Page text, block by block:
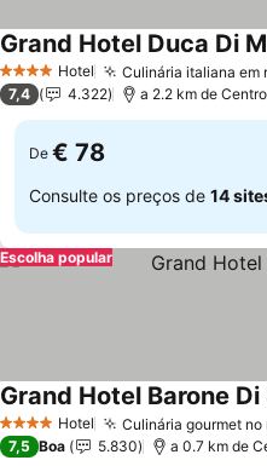
4 EstrelasHotel Culinária italiana em
Grand Hotel Duca Di
7,4 4.322 a 2.2 km de
De € 78
Consulte os preços de 14
Escolha popular
4 EstrelasHotel Culinária gourmet
Grand Hotel Barone Di
7,5 Boa 5.830 a 0.7 km de